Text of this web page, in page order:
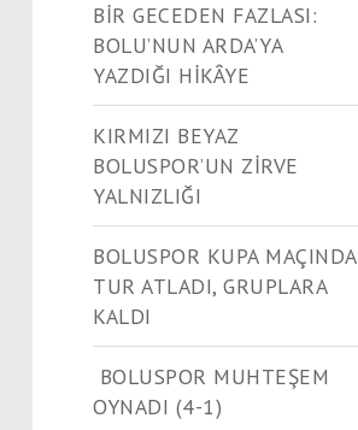
BİR GECEDEN FAZLASI:
BOLU’NUN ARDA’YA
YAZDIĞI HİKÂYE
KIRMIZI BEYAZ
BOLUSPOR’UN ZİRVE
YALNIZLIĞI
BOLUSPOR KUPA MAÇINDA
TUR ATLADI, GRUPLARA
KALDI
BOLUSPOR MUHTEŞEM
OYNADI (4-1)